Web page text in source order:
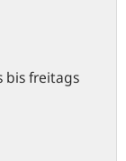
bis freitags